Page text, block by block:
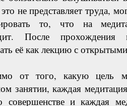
не представляет труда,
то, что на
После
её как лекцию с
от того, какую цель
занятии, каждая
совершенстве и каждая